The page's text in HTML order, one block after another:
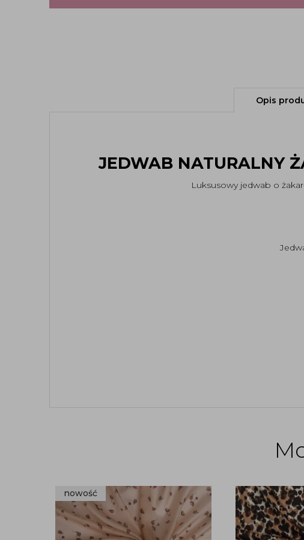
Opis
JEDWAB NATURALNY
Luksusowy jedwab o
nowość